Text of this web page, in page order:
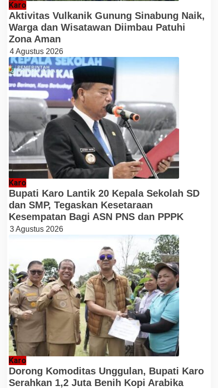
Karo
Aktivitas Vulkanik Gunung Sinabung Naik,
Warga dan Wisatawan Diimbau Patuhi
Zona Aman
4 Agustus 2026
Karo
Bupati Karo Lantik 20 Kepala Sekolah SD
dan SMP, Tegaskan Kesetaraan
Kesempatan Bagi ASN PNS dan PPPK
3 Agustus 2026
Karo
Dorong Komoditas Unggulan, Bupati Karo
Serahkan 1,2 Juta Benih Kopi Arabika